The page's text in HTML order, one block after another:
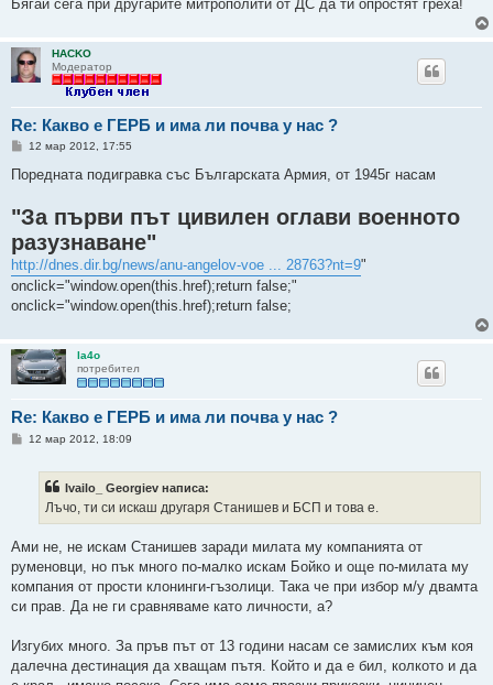
Бягай сега при другарите митрополити от ДС да ти опростят греха!
HACKO
Модератор
Re: Какво е ГЕРБ и има ли почва у нас ?
М
е
н
е
12 мар 2012, 17:55
Поредната подигравка със Българската Армия, от 1945г насам
"За първи път цивилен оглави военното
разузнаване"
http://dnes.dir.bg/news/anu-angelov-voe ... 28763?nt=9"
onclick="window.open(this.href);return false;"
onclick="window.open(this.href);return false;
la4o
потребител
Re: Какво е ГЕРБ и има ли почва у нас ?
М12 мар 2012, 18:09
Ivailo_ Georgiev написа:
Лъчо, ти си искаш другаря Станишев и БСП и това е.
Ами не, не искам Станишев заради милата му компанията от
руменовци, но пък много по-малко искам Бойко и още по-милата му
компания от прости клонинги-гъзолици. Така че при избор м/у двамта
си прав. Да не ги сравняваме като личности, а?
Изгубих много. За пръв път от 13 години насам се замислих към коя
далечна дестинация да хващам пътя. Който и да е бил, колкото и да